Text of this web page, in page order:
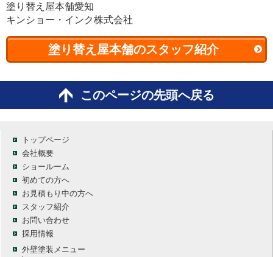
塗り替え屋本舗愛知
キンショー・インク株式会社
塗り替え屋本舗のスタッフ紹介
このページの先頭へ戻る
トップページ
会社概要
ショールーム
初めての方へ
お見積もり中の方へ
スタッフ紹介
お問い合わせ
採用情報
外壁塗装メニュー